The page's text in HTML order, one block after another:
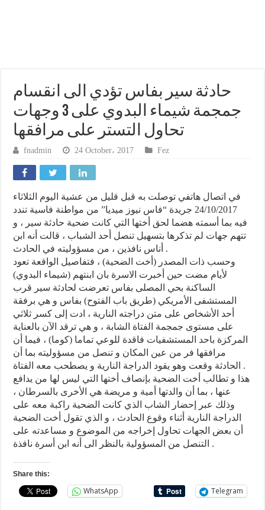
حادثة سير بفاس تؤدي الى انقسام
جمجمة شيماء البدوي على 3 وجهات
تحاول التستر على مرافقها
fnadmin 24 October، 2017 Fez
في اتصال هاتفي توصلت به قبل قليل من عشية اليوم الثلاثاء
24/10/2017 جريدة “فاس نيوز ميديا” من مواطنة فاسية تندد
فيه بما أسمته هضما لحق أختها التي كانت ضحية حادثة سير ، و
تتهم جهات لم تذكرها بتسهيل تنصل أحد الشباب ، قالت أنه ابن
أناس نافذين ، من مسؤوليته في الحادث .
وحسب ذات المصدر (أخت الضحية) ، فتفاصيل الواقعة تعود
لأيام مضت حين أخبرت الاسرة بان ابنتهم (شيماء البدوي)
الساكنة بحي المصلى بفاس تعرضت لحادثة سير قرب
المستشفى الأمريكي (طريق باب الفتوح) بفاس و هي برفقة
أحد الأشخاص على متن دراجته النارية ، ادت إلى كسر ثلاثي
على مستوى جمجمة الفتاة الشابة ، و هي ترقد الآن بالعناية
المركزة باحد المستشفيات فاقدة للوعي تماما (كوما) ، فيما أن
مرافقها فر من عين المكان و تنصل من مسؤوليته بما أن
الحادثة وقعت وهو يقود الدراجة النارية و يصطحب معه الفتاة .
هذا و تطالب أخت الضحية بإنصاف أختها التي ليس لها من يدافع
عنها ، بما أن والدتها أمية و مريضة هي الأخرى بالسرطان ،
وذلك عبر إحضار الشاب الذي كانت الضحية راكبة معه على
الدراجة النارية أثناء وقوع الحادث ، و الذي تقول أخت الضحية
أن بعض الجهات تحاول إخراجه من الموضوع و مساعدته على
التنصل من المسؤولية بالنظر الى أنه ابن أسرة نافذة .
Share this:
WhatsApp Telegram